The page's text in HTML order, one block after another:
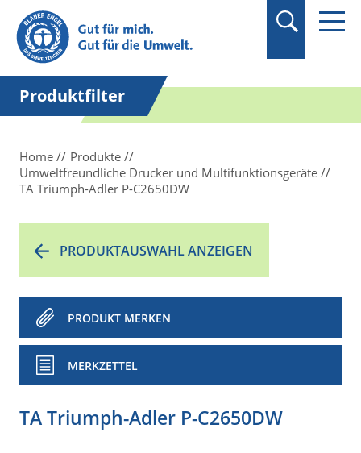
Suchbegriff in
Anführungszeichen
setzen.
Produktfilter
Home
Produkte
Umweltfreundliche Drucker und Multifunktionsgeräte
TA Triumph-Adler P-C2650DW
PRODUKTAUSWAHL ANZEIGEN
PRODUKT MERKEN
MERKZETTEL
TA Triumph-Adler P-C2650DW